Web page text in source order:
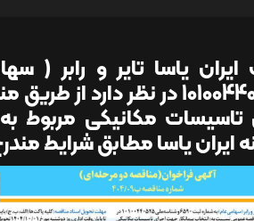
10100440525 در نظر
ایران یاسا مطابق شرایط